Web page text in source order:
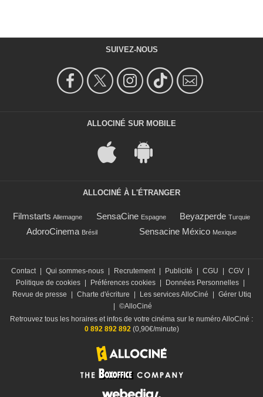
SUIVEZ-NOUS
ALLOCINÉ SUR MOBILE
ALLOCINÉ À L'ÉTRANGER
Filmstarts Allemagne SensaCine Espagne Beyazperde Turquie
AdoroCinema Brésil Sensacine México Mexique
Contact | Qui sommes-nous | Recrutement | Publicité | CGU | CGV |
Politique de cookies | Préférences cookies | Données Personnelles |
Revue de presse
| Charte d'écriture | Les services AlloCiné | Gérer Utiq
| ©AlloCiné
Retrouvez tous les horaires et infos de votre cinéma sur le numéro AlloCiné :
0 892 892 892 (0,90€/minute)